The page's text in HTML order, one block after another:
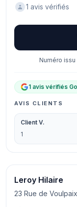
1 avis vérifiés
Numéro
1 avis vérifiés
AVIS CLIENTS
Client V.
1
Leroy Hilaire
23 Rue de